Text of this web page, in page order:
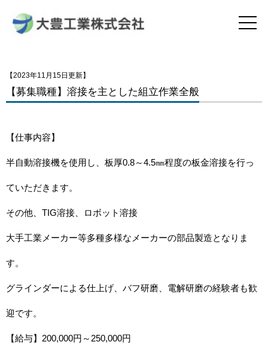
【2023年11月15日更新】
【募集職種】溶接を主とした組立作業全般
【仕事内容】
半自動溶接機を使用し、板厚0.8～4.5㎜程度の板金溶接を行っ
ていただきます。
その他、 TIG溶接、ロボット溶接
大手工業メーカー等多種多様なメーカーの部品製造となりま
す。
グラインダーによる仕上げ、バフ研磨、電解研磨の経験者も歓
迎です。
【給与】200,000円～ 250,000円